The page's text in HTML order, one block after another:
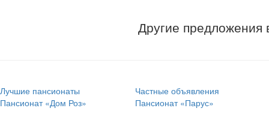
Другие
Лучшие пансионаты
Частные объявления
Пансионат «Дом Роз»
Пансионат «Парус»